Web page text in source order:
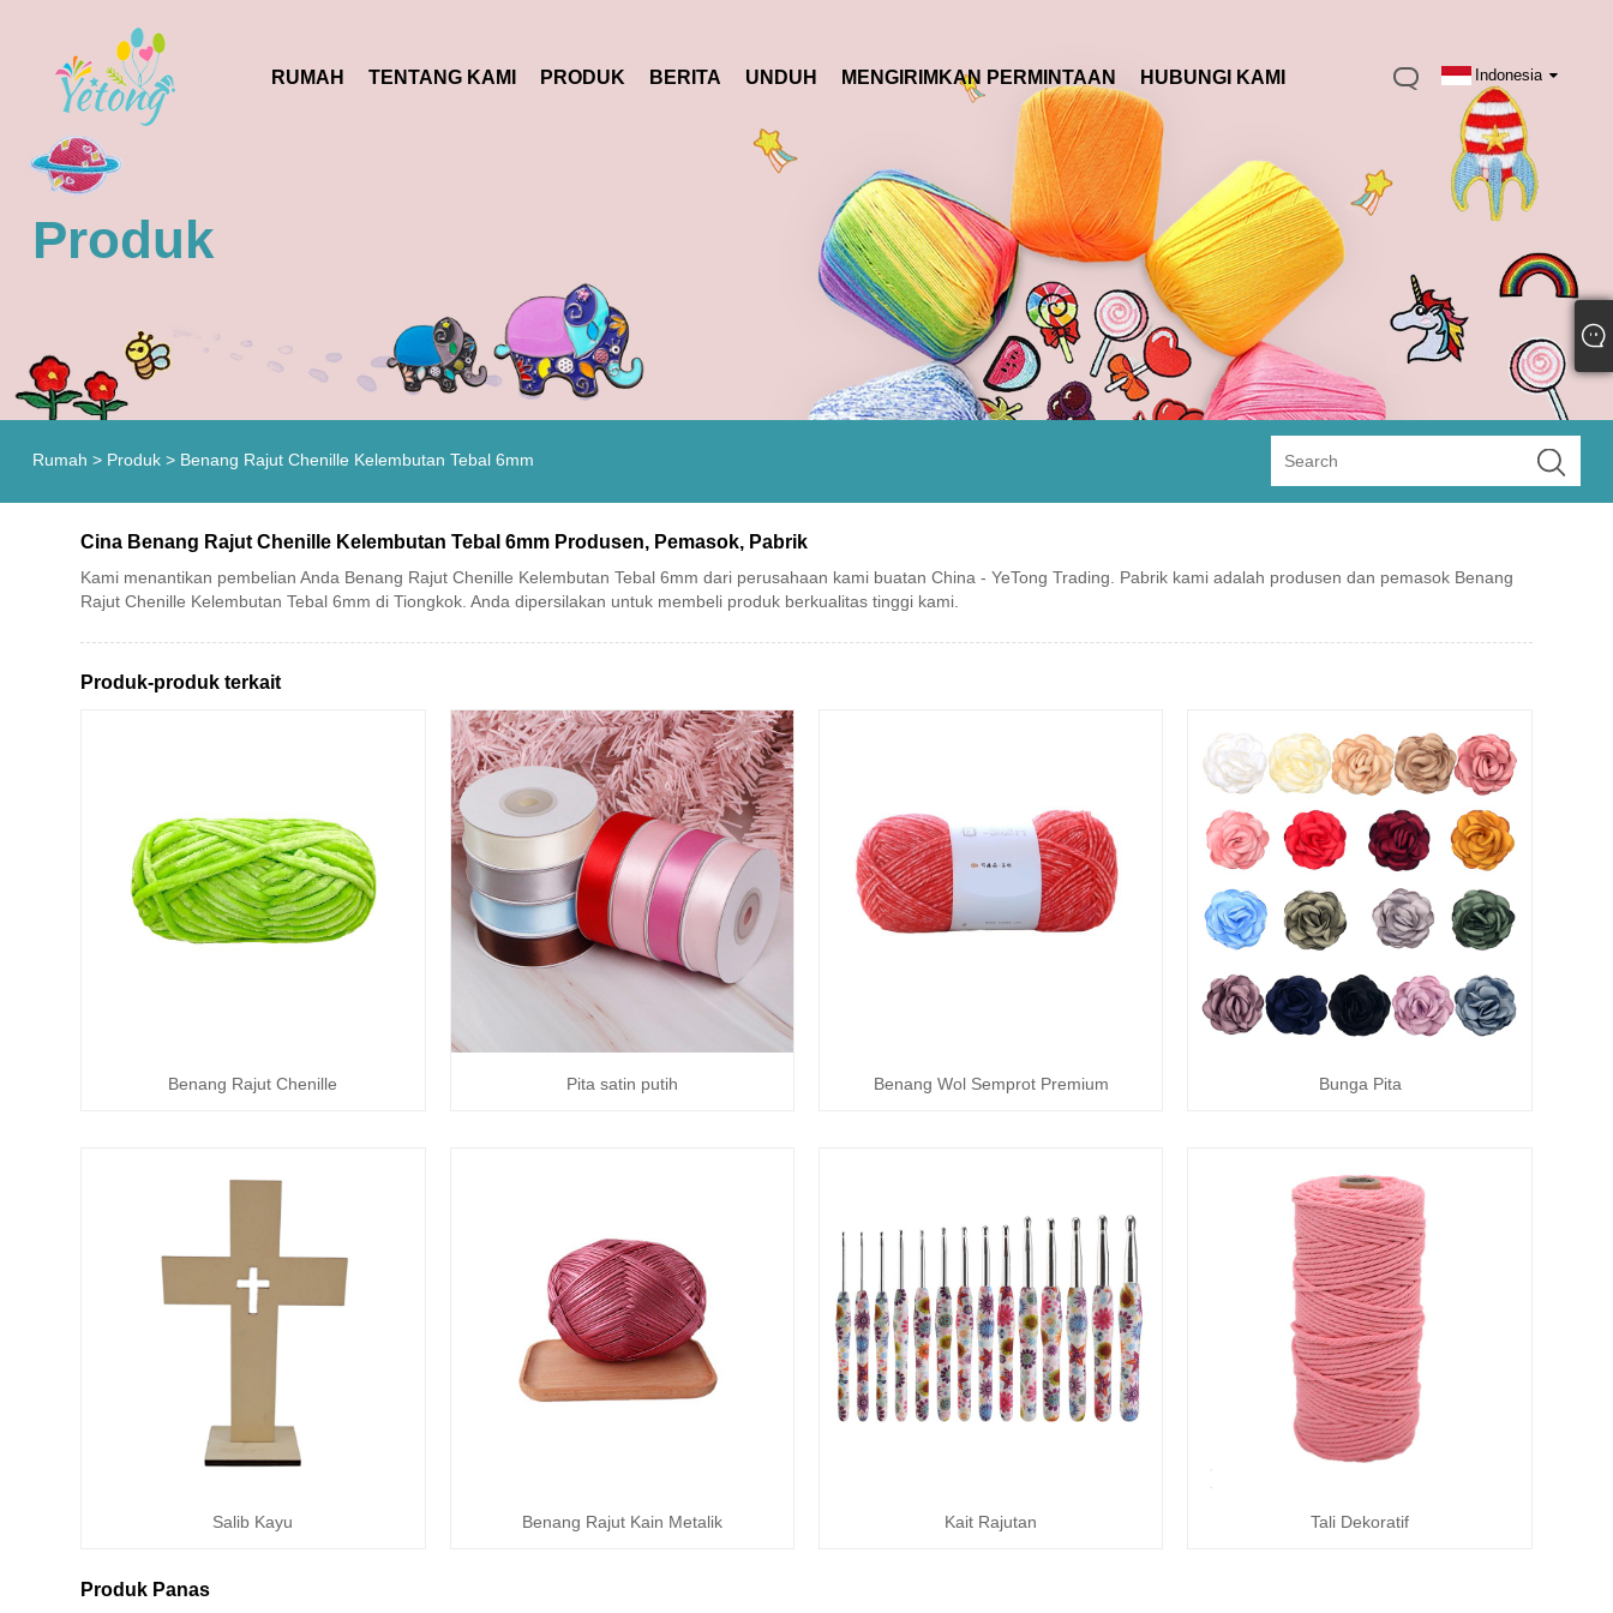
Indonesia
RUMAH TENTANG KAMI PRODUK BERITA UNDUH MENGIRIMKAN PERMINTAAN HUBUNGI KAMI
Produk
Rumah > Produk > Benang Rajut Chenille Kelembutan Tebal 6mm
Cina Benang Rajut Chenille Kelembutan Tebal 6mm Produsen, Pemasok, Pabrik
Kami menantikan pembelian Anda Benang Rajut Chenille Kelembutan Tebal 6mm dari perusahaan kami buatan China - YeTong Trading. Pabrik kami adalah produsen dan pemasok Benang
Rajut Chenille Kelembutan Tebal 6mm di Tiongkok. Anda dipersilakan untuk membeli produk berkualitas tinggi kami.
Produk-produk terkait
Benang Rajut Chenille Pita satin putih Benang Wol Semprot Premium Bunga Pita
Salib Kayu Benang Rajut Kain Metalik Kait Rajutan Tali Dekoratif
Produk Panas